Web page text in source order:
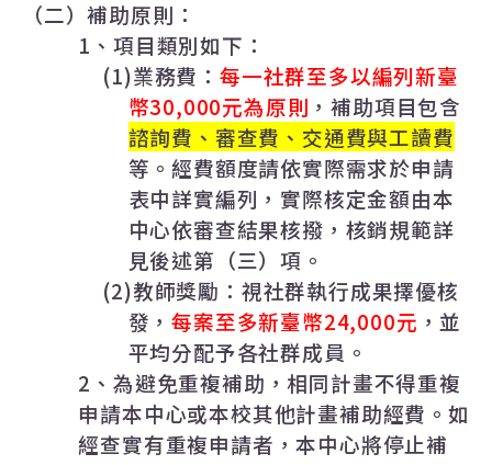
（二）補助原則：
1 、項目類別如下：
(1)業務費： 每一社群至多以編列新臺
幣30,000元為原則 ，補助項目包含
諮詢費、審查費、交通費與工讀費
等。經費額度請依實際需求於申請
表中詳實編列，實際核定金額由本
中心依審查結果核撥，核銷規範詳
見後述第（三）項。
(2)教師獎勵：視社群執行成果擇優核
發，每案至多新臺幣24,000元 ，並
平均分配予各社群成員。
2 、為避免重複補助，相同計畫不得重複
申請本中心或本校其他計畫補助經費。如
經查實有重複申請者，本中心將停止補